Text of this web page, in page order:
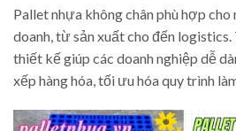
Pallet nhựa không chân phù hợp cho
doanh, từ sản xuất cho đến
thiết kế giúp các doanh nghiệp dễ
xếp hàng hóa, tối ưu hóa quy trình